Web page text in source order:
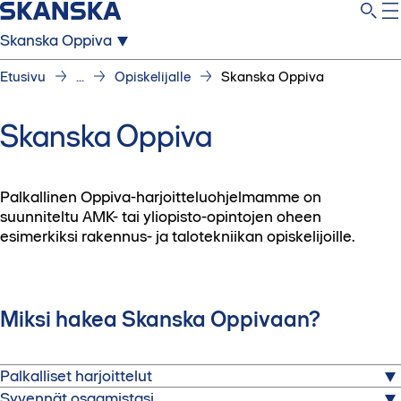
Skanska Oppiva
Etusivu ... Opiskelijalle Skanska Oppiva
Skanska Oppiva
Palkallinen Oppiva-harjoitteluohjelmamme on
suunniteltu AMK- tai yliopisto-opintojen oheen
esimerkiksi rakennus- ja talotekniikan opiskelijoille.
Miksi hakea Skanska Oppivaan?
Palkalliset harjoittelut